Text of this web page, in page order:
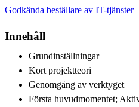
Godkända beställare av IT-tjänster
Innehåll
Grundinställningar
Kort projektteori
Genomgång av verktyget
Första huvudmomentet;